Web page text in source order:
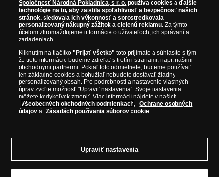
emisií z viac ako 50 krajín, vrátane známych mincovní a emitentov
ako je Britská kráľovská mincovňa, Kráľovská kanadská mincovňa,
Parížska mincovňa, Nórska mincovňa, Fínska mincovňa alebo
Austrálska mincovňa Perth. Spoločnosť svojim zákazníkom a
zberateľom garantuje, že všetky produkty sú v originálnej a v
autentickosti.
Spoločnosť Národná Pokladnica, s r. o. používa cookies a ďalšie
technológie na to, aby zaistila spoľahlivosť a bezpečnosť našich
stránok, sledovala ich výkonnosť a sprostredkovala
personalizovaný nákupný zážitok a cielenú reklamu. Za týmto
účelom zhromažďujeme informácie o užívateľoch, ich správaní a
zariadeniach.
Kliknutím na tlačítko"Prijať všetko" toto prijímate a súhlasíte s tým,
že tieto informácie budeme zdieľať s tretími stranami, napr. našimi
obchodnými partnermi. Pokiaľ toto odmietnete, budeme používať
len základné cookies a bohužiaľ nebudete dostávať žiadny
personalizovaný obsah. Pre podrobnosti a nastavenie vlastných
úprav zvoľte možnosť "Upraviť nastavenia". Svoje nastavenia
môžete kedykoľvek zmeniť. Viac informácií nájdete v našich
Všeobecných obchodných podmienkach ,
Ochrane osobných
údajov a Zásadách používania súborov cookie.
Upraviť nastavenia